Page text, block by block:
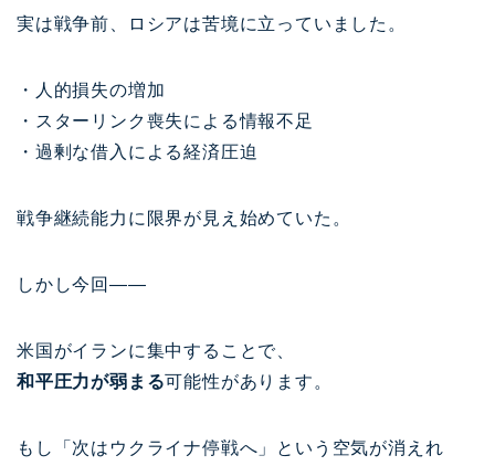
実は戦争前、ロシアは苦境に立っていました。
・人的損失の増加
・スターリンク喪失による情報不足
・過剰な借入による経済圧迫
戦争継続能力に限界が見え始めていた。
しかし今回――
米国がイランに集中することで、
和平圧力が弱まる可能性があります。
もし「次はウクライナ停戦へ」という空気が消えれ